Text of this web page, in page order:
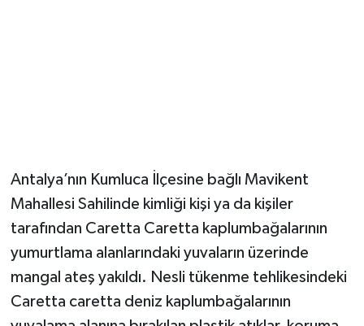
Antalya’nın Kumluca İlçesine bağlı Mavikent
Mahallesi Sahilinde kimliği kişi ya da kişiler
tarafından Caretta Caretta kaplumbağalarının
yumurtlama alanlarındaki yuvaların üzerinde
mangal ateş yakıldı. Nesli tükenme tehlikesindeki
Caretta caretta deniz kaplumbağalarının